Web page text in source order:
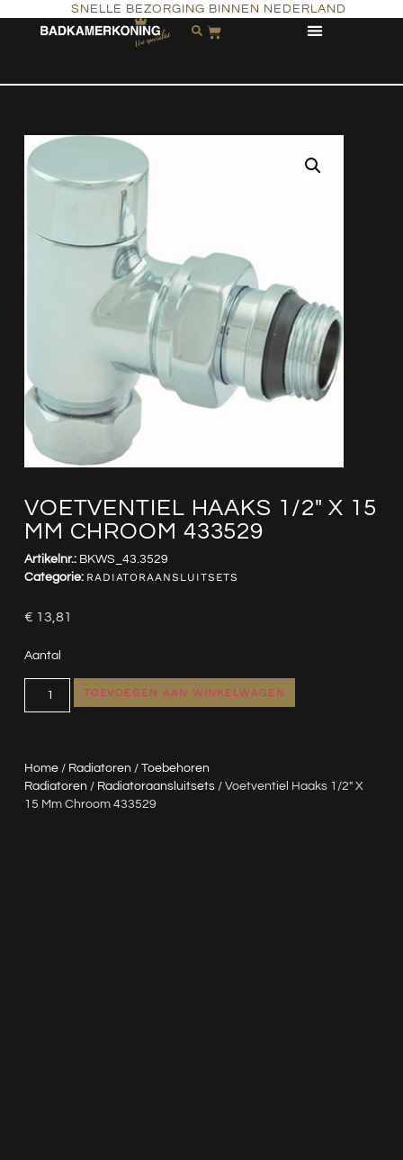
SNELLE BEZORGING BINNEN NEDERLAND
VOETVENTIEL HAAKS 1/2″ X 15
MM CHROOM 433529
Home/ Radiatoren / Toebehoren
Radiatoren / Radiatoraansluitsets/ Voetventiel Haaks 1/2″ X
15 Mm Chroom 433529
Artikelnr.: BKWS_43.3529
Categorie: RADIATORAANSLUITSETS
€ 13,81
Aantal
TOEVOEGEN AAN WINKELWAGEN